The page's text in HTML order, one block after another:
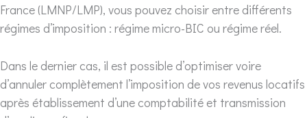
France (LMNP/LMP), vous pouvez choisir entre différents
régimes d’imposition : régime micro-BIC ou régime réel.
Dans le dernier cas, il est possible d’optimiser voire
d’annuler complètement l’imposition de vos revenus locatifs
après établissement d’une comptabilité et transmission